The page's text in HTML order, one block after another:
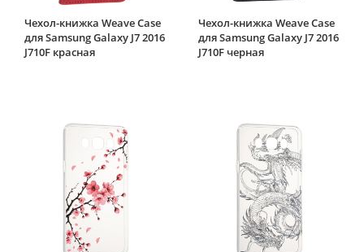
Чехол-книжка Weave Case
для Samsung Galaxy J7 2016
J710F красная
Чехол-книжка Weave Case
для Samsung Galaxy J7 2016
J710F черная